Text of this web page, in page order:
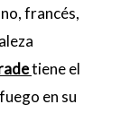
francés,
tiene el
en su